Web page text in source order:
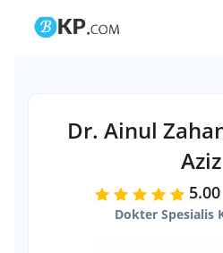
Dr. Ainul
Aziz
5.00
Dokter Spesialis